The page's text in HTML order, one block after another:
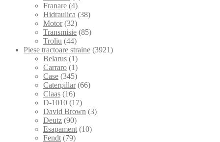
Franare (4)
Hidraulica (38)
Motor (32)
Transmisie (85)
Troliu (44)
Piese tractoare straine (3921)
Belarus (1)
Carraro (1)
Case (345)
Caterpillar (66)
Claas (16)
D-1010 (17)
David Brown (3)
Deutz (90)
Esapament (10)
Fendt (79)